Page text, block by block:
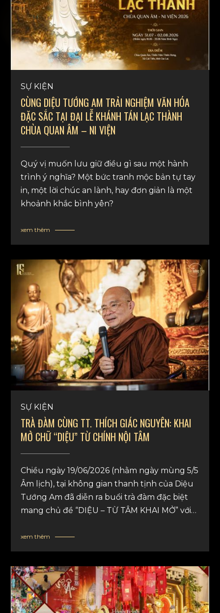
SỰ KIỆN
CÙNG DIỆU TƯỚNG AM TRẢI NGHIỆM VĂN HÓA
ĐẶC SẮC TẠI ĐẠI LỄ KHÁNH TÁN LẠC THÀNH
CHÙA QUAN ÂM – NI VIỆN
Quý vị muốn lưu giữ điều gì sau một hành
trình ý nghĩa? Một bức tranh mộc bản tự tay
in, một lời chúc an lành, hay đơn giản là một
khoảnh khắc bình yên?
xem thêm
SỰ KIỆN
TRÀ ĐÀM CÙNG TT. THÍCH GIÁC NGUYÊN: KHAI
MỞ CHỮ “DIỆU” TỪ CHÍNH NỘI TÂM
Chiều ngày 19/06/2026 (nhằm ngày mùng 5/5
Âm lịch), tại không gian thanh tịnh của Diệu
Tướng Am đã diễn ra buổi trà đàm đặc biệt
mang chủ đề “DIỆU – TỪ TÂM KHAI MỞ” với
Khanh).
xem thêm